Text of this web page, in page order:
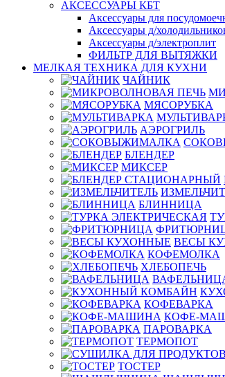
АКСЕССУАРЫ КБТ
Аксессуары для
Аксессуары д/
Аксессуары д/электроплит
ФИЛЬТР ДЛЯ ВЫТЯЖКИ
МЕЛКАЯ ТЕХНИКА ДЛЯ КУХНИ
ЧАЙНИК
МЯСОРУБКА
АЭРОГРИЛЬ
БЛЕНДЕР
МИКСЕР
БЛИННИЦА
ВЕСЫ
КОФЕМОЛКА
ХЛЕБОПЕЧЬ
КОФЕВАРКА
КОФЕ-
ПАРОВАРКА
ТЕРМОПОТ
ТОСТЕР